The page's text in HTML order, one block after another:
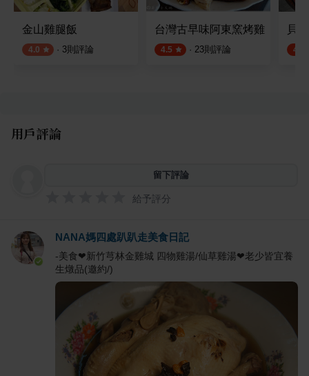
金山雞腿飯
4.0 · 3則評論
台灣古早味阿東窯烤雞
4.5 · 23則評論
貝
4.5
用戶評論
留下評論
給予評分
NANA媽四處趴趴走美食日記
-美食❤新竹芎林金雞城 四物雞湯/仙草雞湯❤老少皆宜養
生燉品(邀約/)